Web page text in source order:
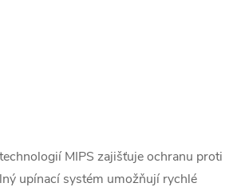
MIPS zajišťuje ochranu proti
upínací systém umožňují rychlé